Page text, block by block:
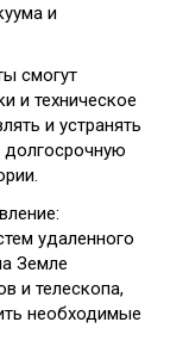
и
смогут
и техническое
и устранять
долгосрочную
удаленного
Земле
и телескопа,
необходимые